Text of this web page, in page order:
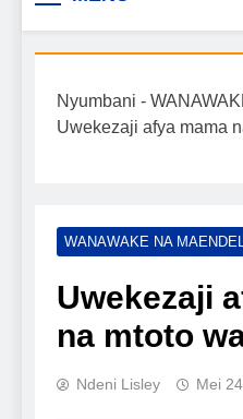
kilimo,
mafanikio
Nyumbani -
Uwekezaji afya mama
WANAWAKE NA
Uwekezaji
na mtoto
Ndeni Lisley Mei